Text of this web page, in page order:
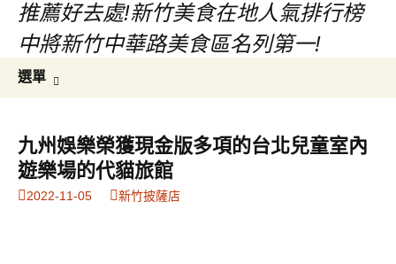
推薦好去處!新竹美食在地人氣排行榜
中將新竹中華路美食區名列第一!
選單
內
容
字:
九州娛樂榮獲現金版多項的台北兒童室內
遊樂場的代貓旅館
2022-11-05 新竹披薩店